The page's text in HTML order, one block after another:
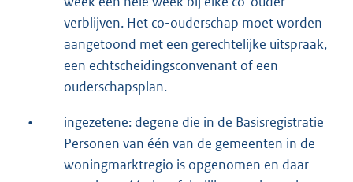
verblijven. Het co-ouderschap moet worden
aangetoond met een gerechtelijke uitspraak,
een echtscheidingsconvenant of een
ouderschapsplan.
•
ingezetene: degene die in de Basisregistratie
Personen van één van de gemeenten in de
woningmarktregio is opgenomen en daar